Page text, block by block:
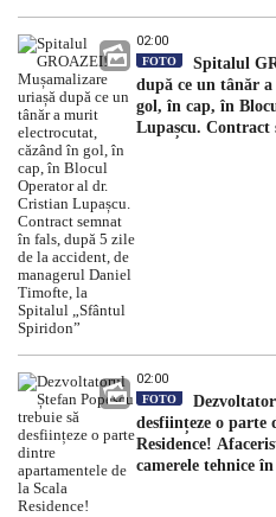
02:00
FOTO
Spitalul
după ce un tânăr
gol, în cap, în
Lupașcu. Contract
02:00
FOTO
desființeze o parte
Residence!
camerele tehnice